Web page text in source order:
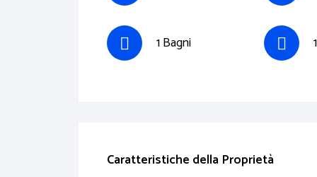
1 Bagni
Caratteristiche della Proprietà